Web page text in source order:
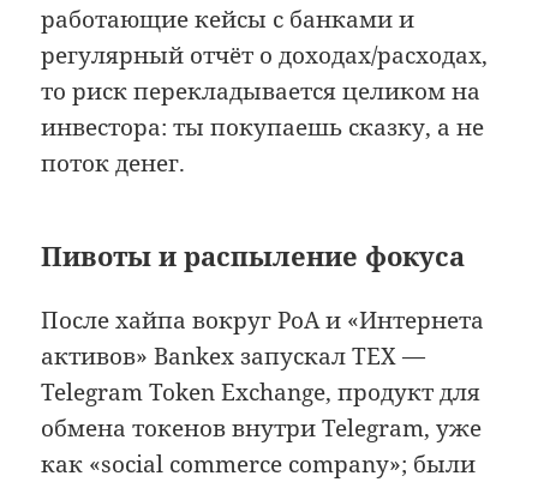
работающие кейсы с банками и
регулярный отчёт о доходах/расходах,
то риск перекладывается целиком на
инвестора: ты покупаешь сказку, а не
поток денег.
Пивоты и распыление фокуса
После хайпа вокруг PoA и «Интернета
активов» Bankex запускал TEX —
Telegram Token Exchange, продукт для
обмена токенов внутри Telegram, уже
как «social commerce company»; были